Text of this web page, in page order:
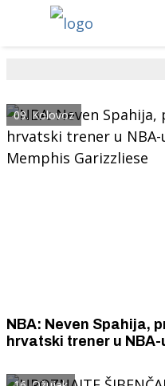
09. Kolovoz
NBA: Neven Spahija,
hrvatski trener u